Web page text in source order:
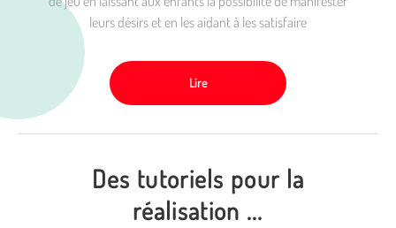
leurs désirs et en les aidant à les satisfaire
Lire
Des tutoriels pour la
réalisation ...